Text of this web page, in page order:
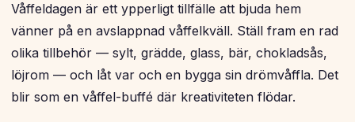
Våffeldagen är ett ypperligt tillfälle att bjuda hem
vänner på en avslappnad våffelkväll. Ställ fram en rad
olika tillbehör — sylt, grädde, glass, bär, chokladsås,
löjrom — och låt var och en bygga sin drömvåffla. Det
blir som en våffel-buffé där kreativiteten flödar.